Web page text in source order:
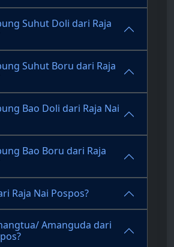
Suhut Doli dari Raja
Suhut Boru dari Raja
Bao Doli dari Raja Nai
Bao Boru dari Raja
Raja Nai Pospos?
Amanguda dari